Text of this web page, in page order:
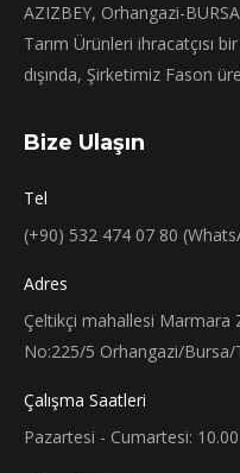
AZIZBEY, Orhangazi-
Tarım Ürünleri ihracatçısı
dışında, Şirketimiz Fason
Bize Ulaşın
Tel
(+90) 532 474 07 80
Adres
Çeltikçi mahallesi
No:225/5 Orhangazi/Bursa/
Çalışma Saatleri
Pazartesi - Cumartesi: